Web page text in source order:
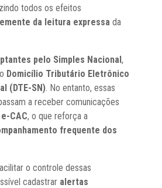
todos os efeitos
da leitura expressada
pelo Simples Nacional,
Domicílio Tributário Eletrônico
(DTE-SN). No entanto, essas
a receber comunicações
CAC, o que reforça a
frequente dos
o controle dessas
cadastrar alertas